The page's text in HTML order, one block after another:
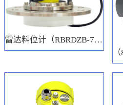
雷达料位计（RBRDZB-71-6-C）